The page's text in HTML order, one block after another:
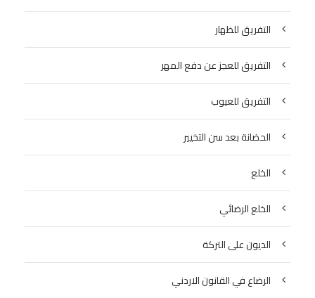
التفريق للظهار
التفريق للعجز عن دفع المهر
التفريق للعيوب
الحضانة بعد سن التخيير
الخلع
الخلع الرضائي
الديون على التركة
الرضاع في القانون الاردني